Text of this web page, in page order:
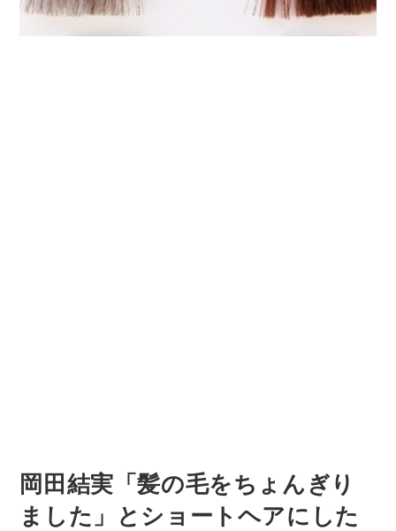
岡田結実「髪の毛をちょんぎり
ました」とショートヘアにした